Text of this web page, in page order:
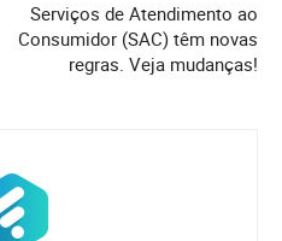
Serviços de Atendimento ao
Consumidor (SAC) têm novas
regras. Veja mudanças!